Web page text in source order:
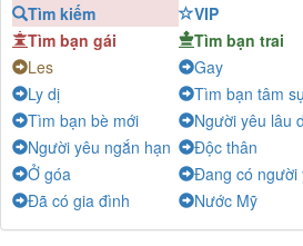
GL-Chat
Mưa và nắng
Hp-
Minh
Chat
Vy-Chat
CK-Chat
trung nam-Chat
Tìm kiếm
VIP
Tìm bạn gái
Tìm bạn trai
Les
Gay
Ly dị
Tìm bạn tâm
Tìm bạn bè mới
Người yêu lâu
Người yêu ngắn hạn
Độc thân
Ở góa
Đang có người
Đã có gia đình
Nước Mỹ